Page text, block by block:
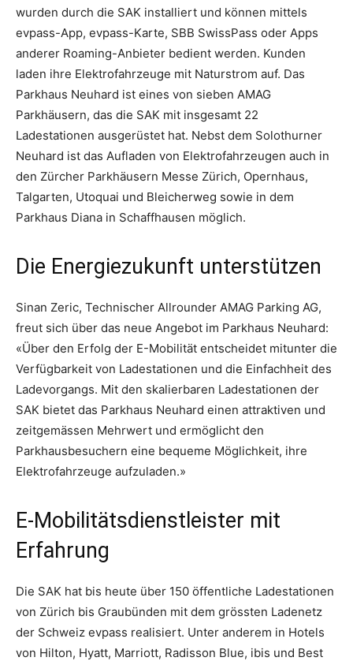
wurden durch die SAK installiert und können mittels
evpass-App, evpass-Karte, SBB SwissPass oder Apps
anderer Roaming-Anbieter bedient werden. Kunden
laden ihre Elektrofahrzeuge mit Naturstrom auf. Das
Parkhaus Neuhard ist eines von sieben AMAG
Parkhäusern, das die SAK mit insgesamt 22
Ladestationen ausgerüstet hat. Nebst dem Solothurner
Neuhard ist das Aufladen von Elektrofahrzeugen auch in
den Zürcher Parkhäusern Messe Zürich, Opernhaus,
Talgarten, Utoquai und Bleicherweg sowie in dem
Parkhaus Diana in Schaffhausen möglich.
Die Energiezukunft unterstützen
Sinan Zeric, Technischer Allrounder AMAG Parking AG,
freut sich über das neue Angebot im Parkhaus Neuhard:
«Über den Erfolg der E-Mobilität entscheidet mitunter die
Verfügbarkeit von Ladestationen und die Einfachheit des
Ladevorgangs. Mit den skalierbaren Ladestationen der
SAK bietet das Parkhaus Neuhard einen attraktiven und
zeitgemässen Mehrwert und ermöglicht den
Parkhausbesuchern eine bequeme Möglichkeit, ihre
Elektrofahrzeuge aufzuladen.»
E-Mobilitätsdienstleister mit
Erfahrung
Die SAK hat bis heute über 150 öffentliche Ladestationen
von Zürich bis Graubünden mit dem grössten Ladenetz
der Schweiz evpass realisiert. Unter anderem in Hotels
von Hilton, Hyatt, Marriott, Radisson Blue, ibis und Best